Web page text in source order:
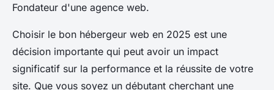
Fondateur d'une agence web.
Choisir le bon hébergeur web en 2025 est une
décision importante qui peut avoir un impact
significatif sur la performance et la réussite de votre
site. Que vous soyez un débutant cherchant une